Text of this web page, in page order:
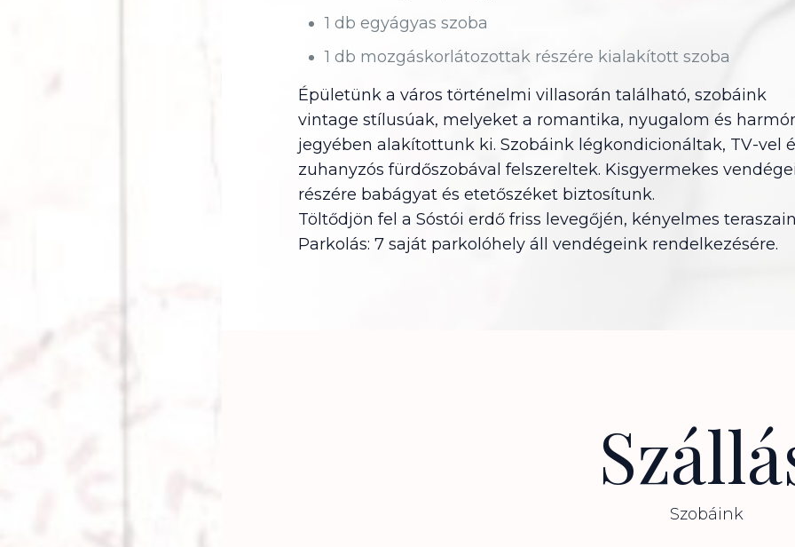
1 db egyágyas szoba
1 db mozgáskorlátozottak részére kialakított szoba
Épületünk a város történelmi villasorán található, szobáink
vintage stílusúak, melyeket a romantika, nyugalom és
jegyében alakítottunk ki. Szobáink légkondicionáltak, TV-vel
zuhanyzós fürdőszobával felszereltek. Kisgyermekes
részére babágyat és etetőszéket biztosítunk.
Töltődjön fel a Sóstói erdő friss levegőjén, kényelmes
Parkolás: 7 saját parkolóhely áll vendégeink rendelkezésére.
Szobáink